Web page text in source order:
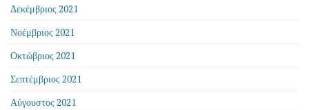
Δεκέμβριος 2021
Νοέμβριος 2021
Οκτώβριος 2021
Σεπτέμβριος 2021
Αύγουστος 2021